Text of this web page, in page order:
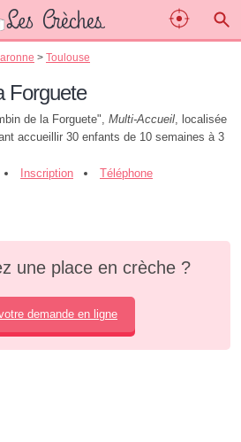
> Toulouse
Forguete
de la Forguete", Multi-Accueil, localisée
accueillir 30 enfants de 10 semaines à 3
Inscription Téléphone
une place en crèche ?
demande en ligne